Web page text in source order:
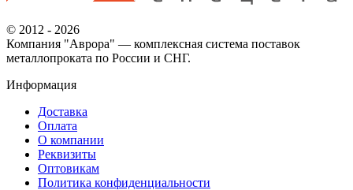
© 2012 - 2026
Компания "Аврора" — комплексная система поставок
металлопроката по России и СНГ.
Информация
Доставка
Оплата
О компании
Реквизиты
Оптовикам
Политика конфиденциальности